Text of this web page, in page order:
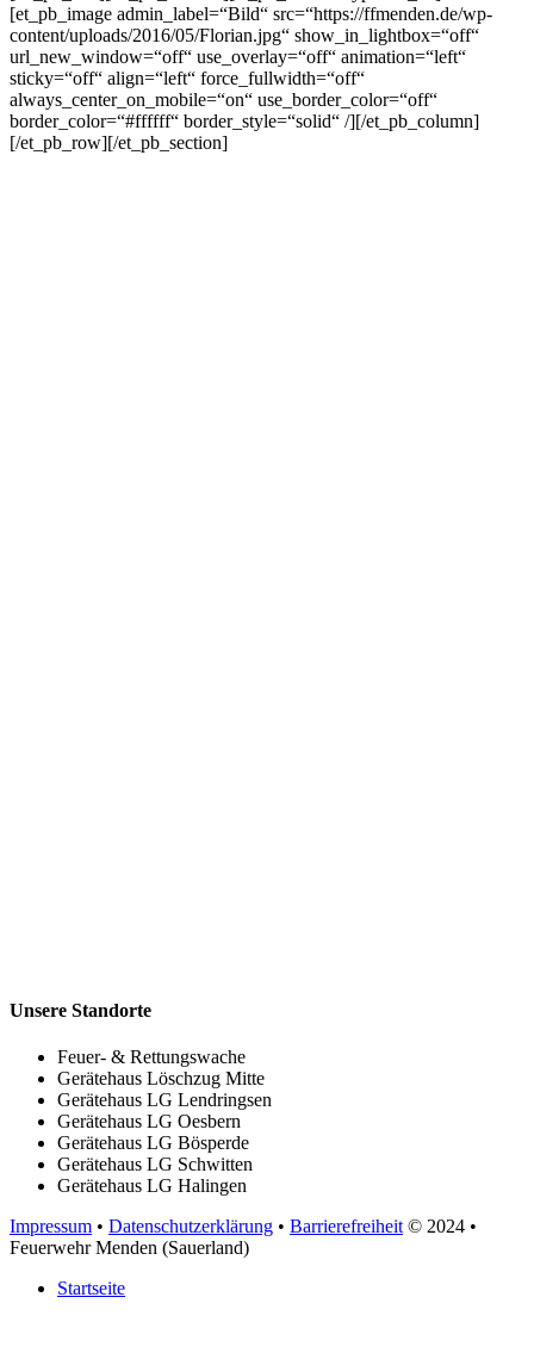
[et_pb_image admin_label=“Bild“ src=“https://ffmenden.de/wp-
content/uploads/2016/05/Florian.jpg“ show_in_lightbox=“off“
url_new_window=“off“ use_overlay=“off“ animation=“left“
sticky=“off“ align=“left“ force_fullwidth=“off“
always_center_on_mobile=“on“ use_border_color=“off“
border_color=“#ffffff“ border_style=“solid“ /][/et_pb_column]
[/et_pb_row][/et_pb_section]
Unsere Standorte
Feuer- & Rettungswache
Gerätehaus Löschzug Mitte
Gerätehaus LG Lendringsen
Gerätehaus LG Oesbern
Gerätehaus LG Bösperde
Gerätehaus LG Schwitten
Gerätehaus LG Halingen
Impressum • Datenschutzerklärung • Barrierefreiheit © 2024 •
Feuerwehr Menden (Sauerland)
Startseite